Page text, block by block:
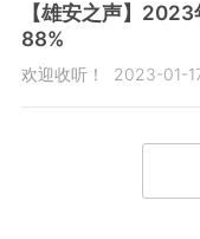
【雄安之声】
88%
欢迎收听！ 2023-01-